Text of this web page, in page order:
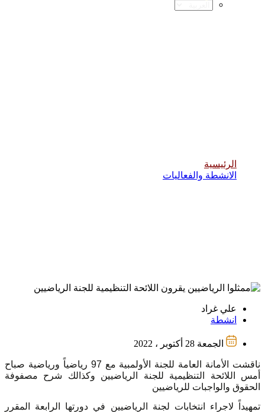
الرئيسية
الانشطة والفعاليات
علي غراد
انشطة
الجمعة 28 أكتوبر ، 2022
ناقشت الأمانة العامة للجنة الأولمبية مع 97 رياضياً ورياضية صباح
أمس اللائحة التنظيمية للجنة الرياضيين وكذالك شرح مصفوفة
الحقوق والواجبات للرياضيين
تمهيداً لاجراء انتخابات لجنة الرياضيين في دورتها الرابعة المقرر